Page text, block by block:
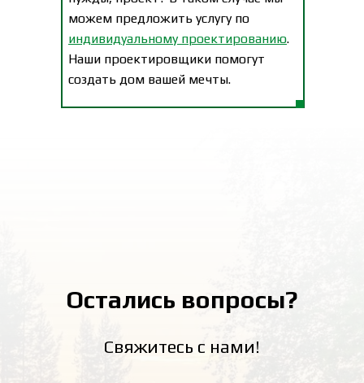
можем предложить услугу по
индивидуальному проектированию.
Наши проектировщики помогут
создать дом вашей мечты.
Остались вопросы?
Свяжитесь с нами!